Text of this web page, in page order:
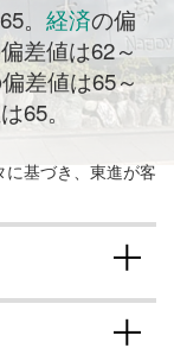
。 経済の偏
差値は62～
差値は65～
65。
基づき、東進が客